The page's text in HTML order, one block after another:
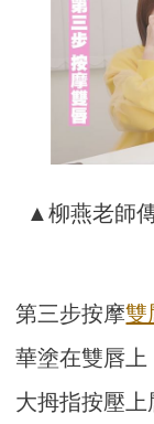
▲柳燕老師
第三步按摩雙
華塗在雙唇
大拇指按壓